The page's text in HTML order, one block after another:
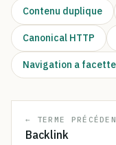
Contenu duplique
Canonical HTTP
Navigation a
← TERME
Backlink